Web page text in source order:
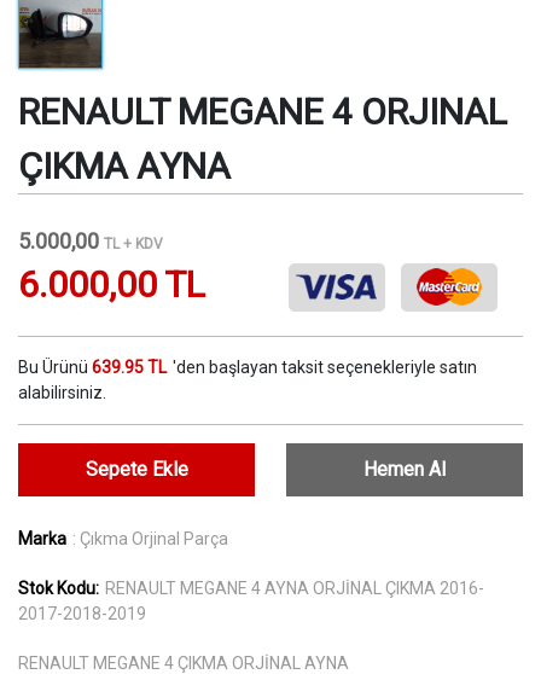
RENAULT MEGANE 4 ORJINAL
ÇIKMA AYNA
5.000,00 TL + KDV
6.000,00 TL
Bu Ürünü 639.95 TL 'den başlayan taksit seçenekleriyle satın
alabilirsiniz.
Sepete Ekle Hemen Al
Marka : Çıkma Orjinal Parça
Stok Kodu: RENAULT MEGANE 4 AYNA ORJİNAL ÇIKMA 2016-
2017-2018-2019
RENAULT MEGANE 4 ÇIKMA ORJİNAL AYNA